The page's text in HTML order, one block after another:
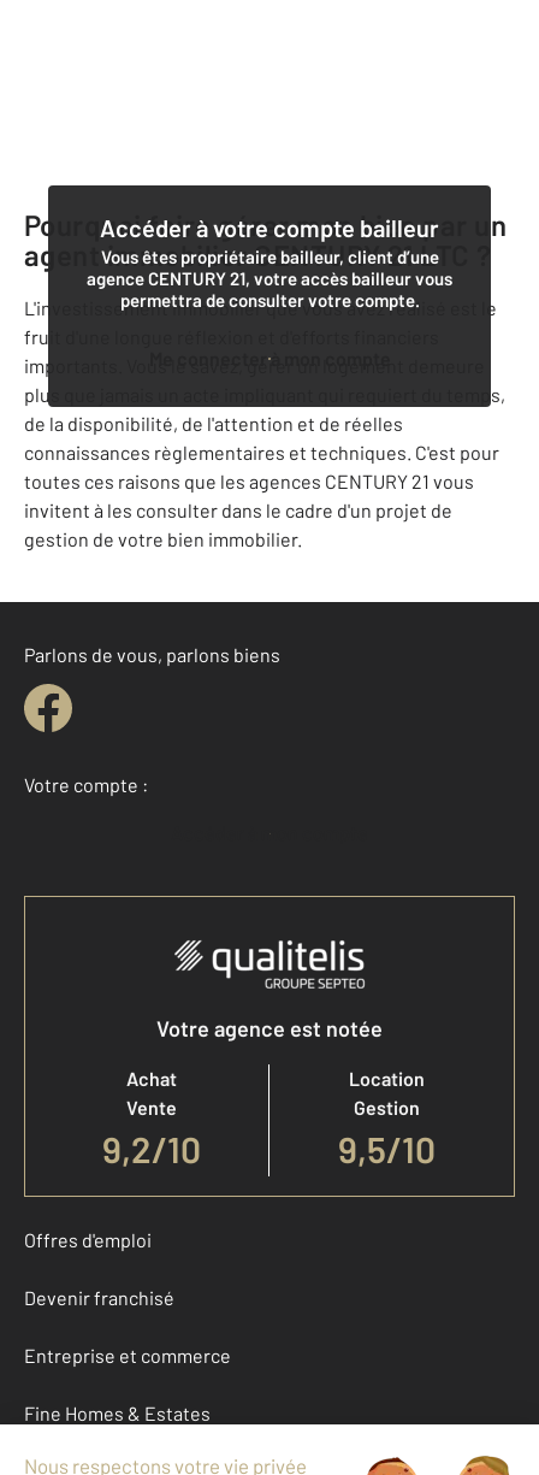
Accéder à votre compte bailleur
Vous êtes propriétaire bailleur, client d’une
agence CENTURY 21, votre accès bailleur vous
permettra de consulter votre compte.
Me connecter à mon compte
Pourquoi faire gérer mon bien par un
agent immobilierCENTURY 21 LTC
L'investissement immobilier que vous avez réalisé est le
fruit d'une longue réflexion et d'efforts financiers
importants. Vous le savez, gérer un logement demeure
plus que jamais un acte impliquant qui requiert du temps,
de la disponibilité, de l'attention et de réelles
connaissances règlementaires et techniques. C'est pour
toutes ces raisons que les agences CENTURY 21 vous
invitent à les consulter dans le cadre d'un projet de
gestion de votre bien immobilier.
Parlons de vous, parlons biens
Votre compte :
Accéder à mon compte
Votre agence est notée
Achat
Vente
9,2/10
Location
Gestion
9,5/10
Offres d'emploi
Devenir franchisé
Entreprise et commerce
Fine Homes & Estates